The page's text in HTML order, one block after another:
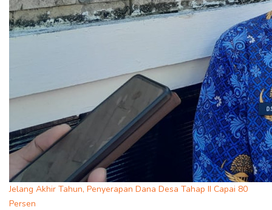
Jelang Akhir Tahun, Penyerapan Dana Desa Tahap II Capai 80
Persen